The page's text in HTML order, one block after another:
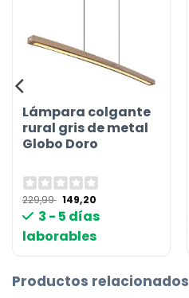
Lámpara colgante
rural gris de metal
Globo Doro
229,99 El
precio
original
229,99 €.
149,20
actual
3 - 5 días
laborables
Productos relacionados